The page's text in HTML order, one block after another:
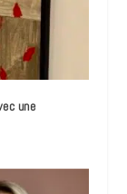
une